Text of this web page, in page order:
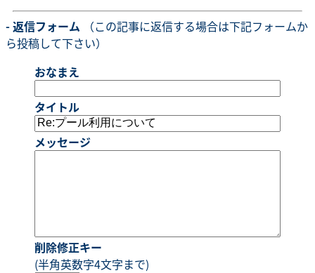
- 返信フォーム （この記事に返信する場合は下記フォームか
ら投稿して下さい）
おなまえ
タイトル
メッセージ
削除修正キー
(半角英数字4文字まで)